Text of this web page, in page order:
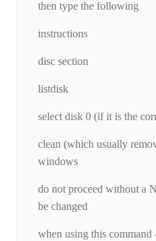
then type the following
instructions
disc section
listdisk
select disk 0 (if it is the
clean (which usually
windows
do not proceed without a
be changed
when using this